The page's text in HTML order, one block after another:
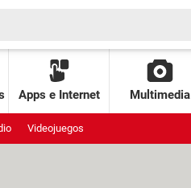
Apps e Internet Multimedia
Videojuegos